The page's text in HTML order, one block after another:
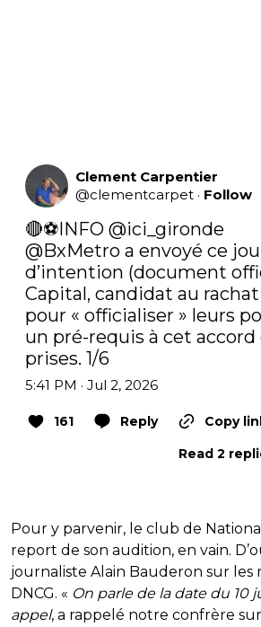
Clement Carpentier
@clementcarpet · Follow
🔴⚽️INFO @ici_gironde
@BxMetro a envoyé ce
d’intention (document
Capital, candidat au
pour « officialiser » leurs
un pré-requis à cet
prises. 1/6
5:41 PM · Jul 2, 2026
161 Reply
Copy
Read 2
Pour y parvenir, le club de
report de son audition, en vain.
journaliste Alain Bauderon sur les
DNCG. « On parle de la date du 10
appel, a rappelé notre confrère